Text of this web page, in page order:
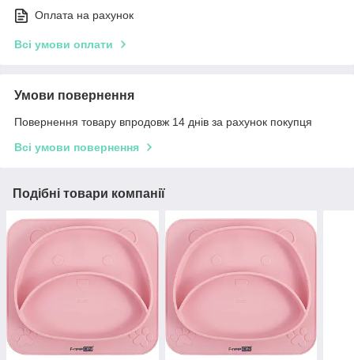
Оплата на рахунок
Всі умови оплати
Умови повернення
Повернення товару впродовж 14 днів за рахунок покупця
Всі умови повернення
Подібні товари компанії